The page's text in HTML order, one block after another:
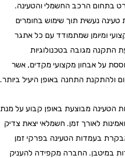
הרכב החשמלי והטעינה.
נעשית תוך שימוש בחומרים
ומיומן שמתמודד עם כל אתגר
מגובה בטכנולוגיות
אבחון מקצועי מקדים, אשר
התחנה באופן היעיל ביותר.
מבוצעת באופן קבוע על מנת
לאורך זמן. חשמלאי יצאת צדיק
בעמדות הטעינה בפרקי זמן
החברה מקפידה להעניק